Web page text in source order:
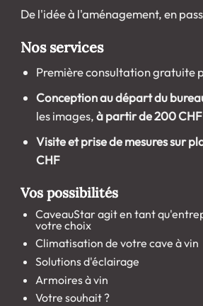
De l'idée à l'aménagement, en
Nos services
Première consultation gratuite
Conception au départ du
les images,à partir de 200 CHF
Visite et prise de mesures sur
CHF
Vos possibilités
CaveauStar agit en tant
votre choix
Climatisation de votre cave à vin
Solutions d'éclairage
Armoires à vin
Votre souhait ?